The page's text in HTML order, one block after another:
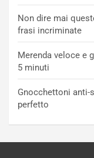
Non dire mai
frasi incriminate
Merenda veloce e
5 minuti
Gnocchettoni
perfetto